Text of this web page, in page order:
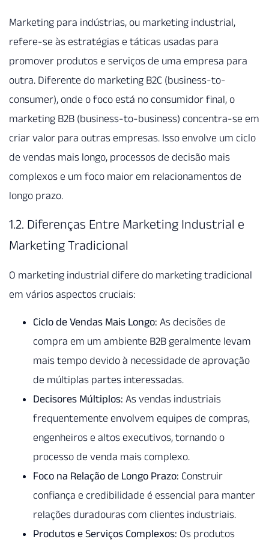
Marketing para indústrias, ou marketing industrial,
refere-se às estratégias e táticas usadas para
promover produtos e serviços de uma empresa para
outra. Diferente do marketing B2C (business-to-
consumer), onde o foco está no consumidor final, o
marketing B2B (business-to-business) concentra-se em
criar valor para outras empresas. Isso envolve um ciclo
de vendas mais longo, processos de decisão mais
complexos e um foco maior em relacionamentos de
longo prazo.
1.2. Diferenças Entre Marketing Industrial e
Marketing Tradicional
O marketing industrial difere do marketing tradicional
em vários aspectos cruciais:
Ciclo de Vendas Mais Longo: As decisões de
compra em um ambiente B2B geralmente levam
mais tempo devido à necessidade de aprovação
de múltiplas partes interessadas.
Decisores Múltiplos: As vendas industriais
frequentemente envolvem equipes de compras,
engenheiros e altos executivos, tornando o
processo de venda mais complexo.
Foco na Relação de Longo Prazo: Construir
confiança e credibilidade é essencial para manter
relações duradouras com clientes industriais.
Produtos e Serviços Complexos: Os produtos